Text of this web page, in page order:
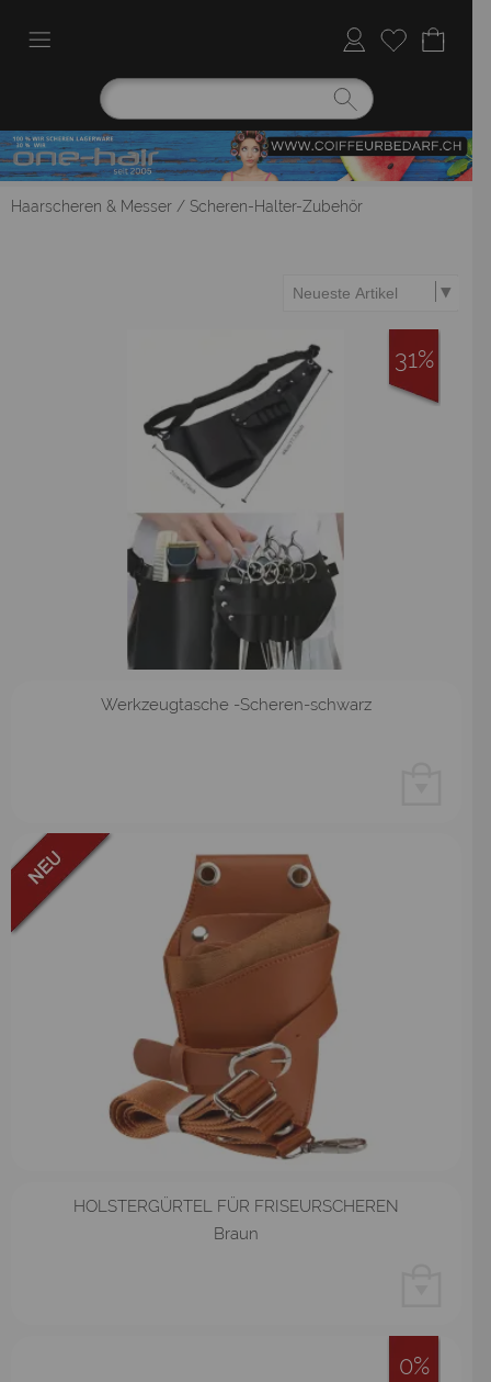
Haarscheren & Messer / Scheren-Halter-Zubehör
Werkzeugtasche -Scheren-schwarz
31%
HOLSTERGÜRTEL FÜR FRISEURSCHEREN
Braun
0%